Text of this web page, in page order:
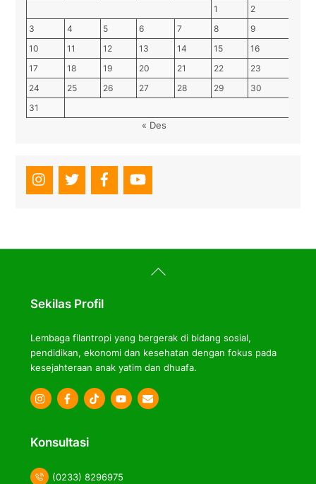
1
2
3
4 5 6 7 8
9
10
11 12 13 14 15
16
17
18 19 20 21 22
23
24
25 26 27 28 29
30
31
« Des
Back
To
Sekilas Profil
Lembaga filantropi yang bergerak di bidang sosial,
pendidikan, ekonomi dan kesehatan dengan fokus pada
kesejahteraan anak yatim dan dhuafa.
Icon
Icon
Icon
Konsultasi
(0233) 8296975